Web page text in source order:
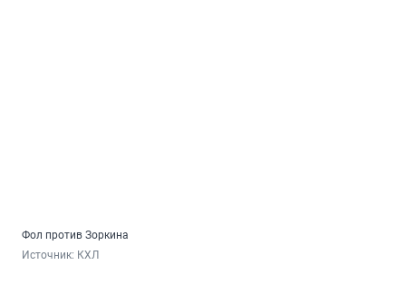
Фол против Зоркина
Источник: КХЛ